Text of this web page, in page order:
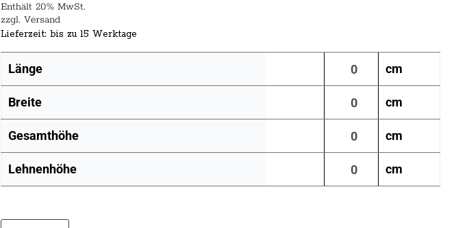
Enthält 20% MwSt.
zzgl. Versand
Lieferzeit: bis zu 15 Werktage
Länge cm
Breite cm
Gesamthöhe cm
Lehnenhöhe cm